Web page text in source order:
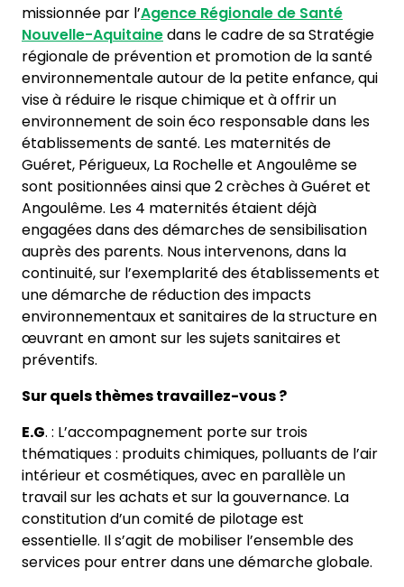
missionnée par l’Agence Régionale de Santé
Nouvelle-Aquitainedans le cadre de sa Stratégie
régionale de prévention et promotion de la santé
environnementale autour de la petite enfance, qui
vise à réduire le risque chimique et à offrir un
environnement de soin éco responsable dans les
établissements de santé. Les maternités de
Guéret, Périgueux, La Rochelle et Angoulême se
sont positionnées ainsi que 2 crèches à Guéret et
Angoulême. Les 4 maternités étaient déjà
engagées dans des démarches de sensibilisation
auprès des parents. Nous intervenons, dans la
continuité, sur l’exemplarité des établissements et
une démarche de réduction des impacts
environnementaux et sanitaires de la structure en
œuvrant en amont sur les sujets sanitaires et
préventifs.
Sur quels thèmes travaillez-vous ?
E.G. : L’accompagnement porte sur trois
thématiques : produits chimiques, polluants de l’air
intérieur et cosmétiques, avec en parallèle un
travail sur les achats et sur la gouvernance. La
constitution d’un comité de pilotage est
essentielle. Il s’agit de mobiliser l’ensemble des
services pour entrer dans une démarche globale.